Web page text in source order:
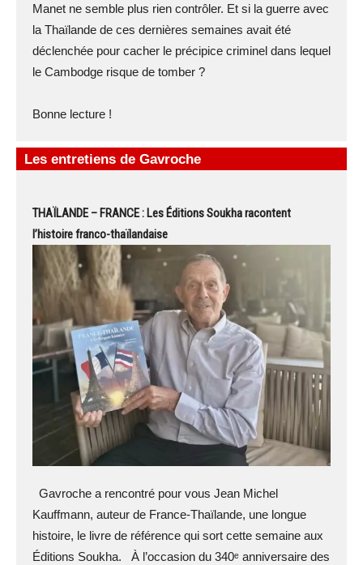
Manet ne semble plus rien contrôler. Et si la guerre avec
la Thaïlande de ces dernières semaines avait été
déclenchée pour cacher le précipice criminel dans lequel
le Cambodge risque de tomber ?
Bonne lecture !
Les entretiens de Gavroche
THAÏLANDE – FRANCE : Les Éditions Soukha racontent
l’histoire franco-thaïlandaise
Gavroche a rencontré pour vous Jean Michel
Kauffmann, auteur de France-Thaïlande, une longue
histoire, le livre de référence qui sort cette semaine aux
Éditions Soukha. À l’occasion du 340ᵉ anniversaire des